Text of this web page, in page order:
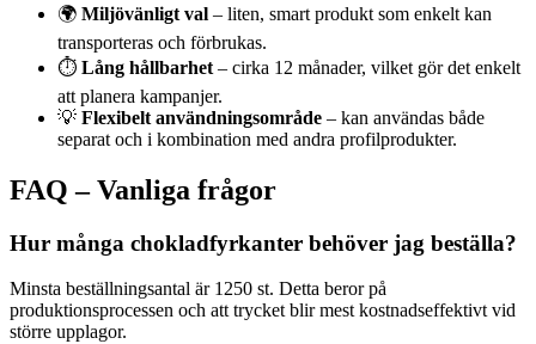
🌍 Miljövänligt val – liten, smart produkt som enkelt kan
transporteras och förbrukas.
⏱️ Lång hållbarhet – cirka 12 månader, vilket gör det enkelt
att planera kampanjer.
💡 Flexibelt användningsområde – kan användas både
separat och i kombination med andra profilprodukter.
FAQ – Vanliga frågor
Hur många chokladfyrkanter behöver jag beställa?
Minsta beställningsantal är 1250 st. Detta beror på
produktionsprocessen och att trycket blir mest kostnadseffektivt vid
större upplagor.